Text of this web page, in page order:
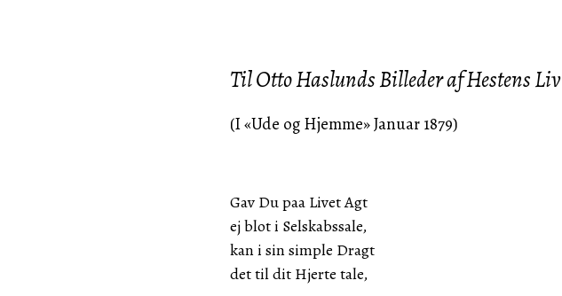
Til Otto Haslunds Billeder af Hestens Liv
(I «Ude og Hjemme» Januar 1879)
Gav Du paa Livet Agt
ej blot i Selskabssale,
kan i sin simple Dragt
det til dit Hjerte tale,